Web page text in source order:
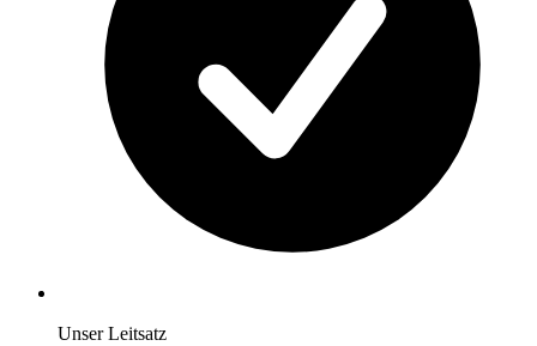
Unser Leitsatz